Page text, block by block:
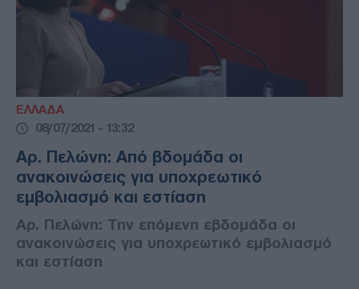
ΕΛΛΑΔΑ
08/07/2021 - 13:32
Αρ. Πελώνη: Από βδομάδα οι
ανακοινώσεις για υποχρεωτικό
εμβολιασμό και εστίαση
Αρ. Πελώνη: Την επόμενη εβδομάδα οι
ανακοινώσεις για υποχρεωτικό εμβολιασμό
και εστίαση